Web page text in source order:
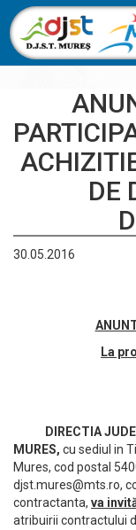
DE
30.05.2016
La
DIRECTIA
MURES, cu sediul in
Mures, cod postal
djst.mures@mts.ro,
contractanta, va
atribuirii contractului